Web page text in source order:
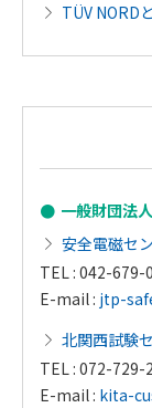
TÜV NORD
一般財団法
安全電磁セ
TEL : 042-679-
E-mail : jtp-
北関西試験
TEL : 072-729-
E-mail : kita-